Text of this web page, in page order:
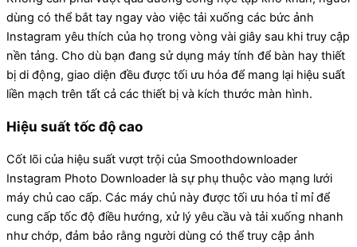
dùng có thể bắt tay ngay vào việc tải xuống các bức ảnh
Instagram yêu thích của họ trong vòng vài giây sau khi truy cập
nền tảng. Cho dù bạn đang sử dụng máy tính để bàn hay thiết
bị di động, giao diện đều được tối ưu hóa để mang lại hiệu suất
liền mạch trên tất cả các thiết bị và kích thước màn hình.
Hiệu suất tốc độ cao
Cốt lõi của hiệu suất vượt trội của Smoothdownloader
Instagram Photo Downloader là sự phụ thuộc vào mạng lưới
máy chủ cao cấp. Các máy chủ này được tối ưu hóa tỉ mỉ để
cung cấp tốc độ điều hướng, xử lý yêu cầu và tải xuống nhanh
như chớp, đảm bảo rằng người dùng có thể truy cập ảnh